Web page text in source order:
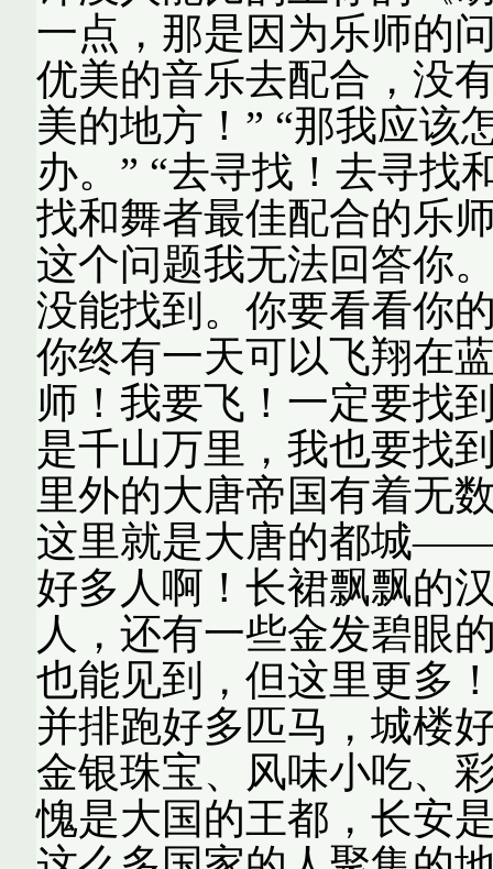
一点，那是因为乐师的
优美的音乐去配合，没
美的地方！” “那我应该
办。” “去寻找！去寻找
找和舞者最佳配合的乐
这个问题我无法回答你
没能找到。你要看看你
你终有一天可以飞翔在
师！我要飞！一定要找
是千山万里，我也要找
里外的大唐帝国有着无
这里就是大唐的都城
好多人啊！长裙飘飘的
人，还有一些金发碧眼
也能见到，但这里更多
并排跑好多匹马，城楼
金银珠宝、风味小吃、
愧是大国的王都，长安